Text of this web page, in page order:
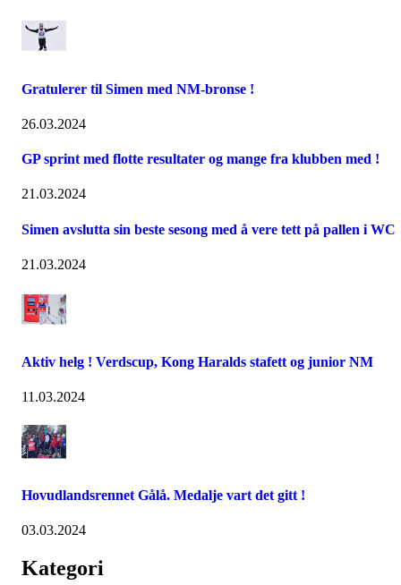
Gratulerer til Simen med NM-bronse !
26.03.2024
GP sprint med flotte resultater og mange fra klubben med !
21.03.2024
Simen avslutta sin beste sesong med å vere tett på pallen i WC
21.03.2024
Aktiv helg ! Verdscup, Kong Haralds stafett og junior NM
11.03.2024
Hovudlandsrennet Gålå. Medalje vart det gitt !
03.03.2024
Kategori